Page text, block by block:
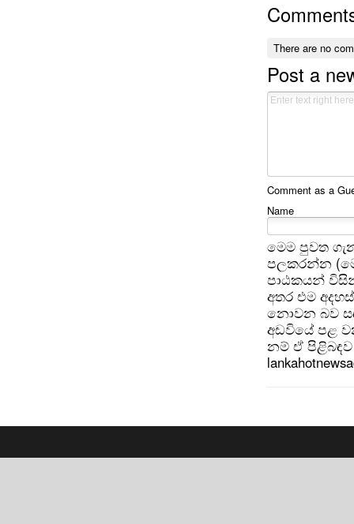
There are no
Post a
Comment as a
Name
මෙම පුවත
පලකරන්න
පාඨකයන්
අතර එම
නොවන බව
අඩවියේ පළ
නම් ඒ පිළිබඳව